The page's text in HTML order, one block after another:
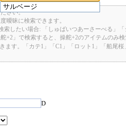
サルベージ
さい。
曖昧に検索できます。
索したい場合: 「しゅばいつあーさーべる」
+2」で検索すると、操舵+2のアイテムのみ
ます。「カテ1」「C1」「ロット1」「船尾
D